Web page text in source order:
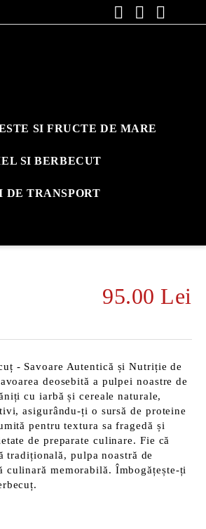
SI FRUCTE DE MARE
SI BERBECUT
TRANSPORT
95.00 Lei
- Savoare Autentică și Nutriție de
deosebită a pulpei noastre de
cu iarbă și cereale naturale,
asigurându-ți o sursă de proteine
pentru textura sa fragedă și
de preparate culinare. Fie că
tradițională, pulpa noastră de
culinară memorabilă. Îmbogățește-ți